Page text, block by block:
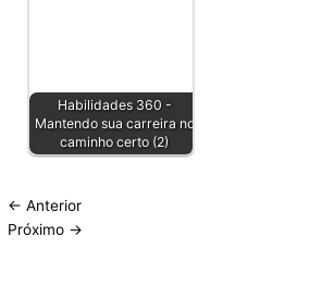
Habilidades 360 -
Mantendo sua carreira no
caminho certo (2)
← Anterior
Próximo →